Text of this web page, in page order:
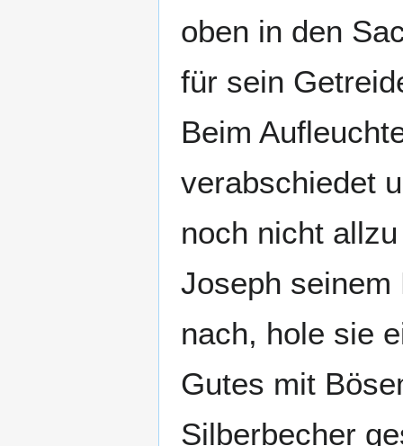
oben in den
für sein
Beim
verabschiedet
noch nicht
Joseph seinem
nach, hole sie
Gutes mit
Silberbecher